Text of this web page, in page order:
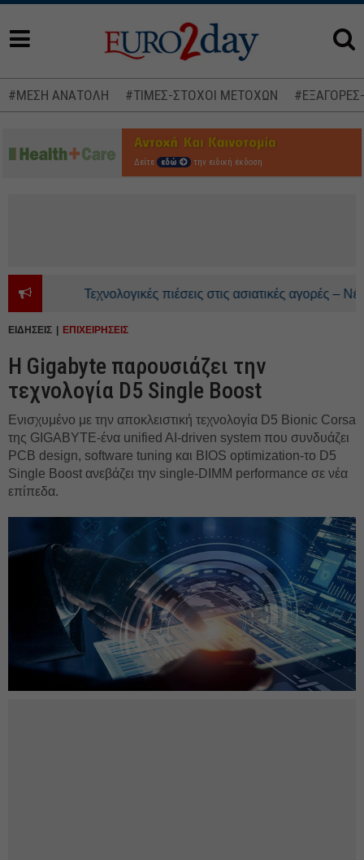
#ΜΕΣΗ ΑΝΑΤΟΛΗ #ΤΙΜΕΣ-ΣΤΟΧΟΙ ΜΕΤΟΧΩΝ
Δείτε εδώ την ειδική έκδοση
Τεχνολογικές πιέσεις στις ασιατικές αγορές – Νέα
ΕΙΔΗΣΕΙΣ ΕΠΙΧΕΙΡΗΣΕΙΣ
Η Gigabyte παρουσιάζει την
τεχνολογία D5 Single Boost
Ενισχυμένο με την αποκλειστική τεχνολογία D5 Bionic Corsa
της GIGABYTE-ένα unified AI-driven system που συνδυάζει
PCB design, software tuning και BIOS optimization-το D5
Single Boost ανεβάζει την single-DIMM performance σε νέα
επίπεδα.